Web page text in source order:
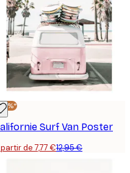
Surf Van Poster
de 7,77 €12,95 €